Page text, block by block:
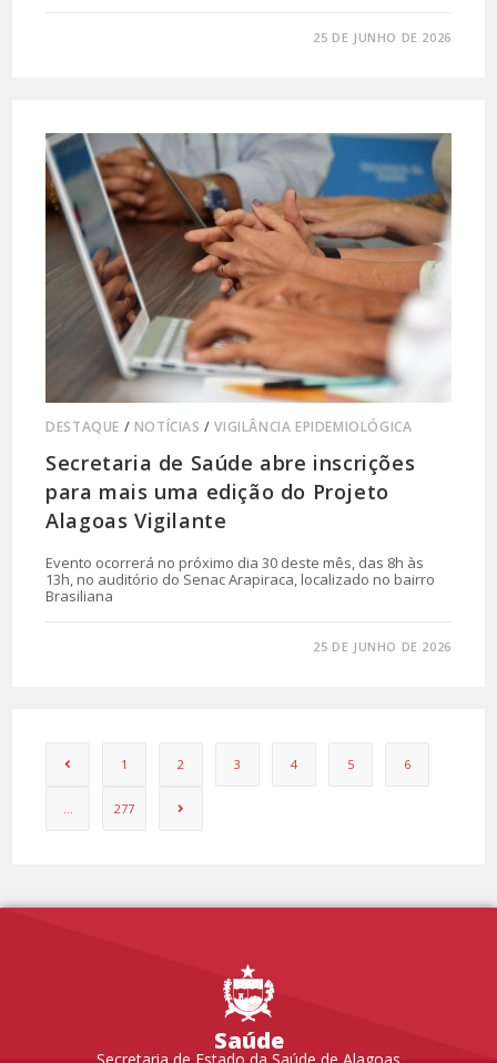
25 DE JUNHO DE 2026
DESTAQUE / NOTÍCIAS /VIGILÂNCIA EPIDEMIOLÓGICA
Secretaria de Saúde abre inscrições
para mais uma edição do Projeto
Alagoas Vigilante
Evento ocorrerá no próximo dia 30 deste mês, das 8h às
13h, no auditório do Senac Arapiraca, localizado no bairro
Brasiliana
25 DE JUNHO DE 2026
1 2 3 4 5 6
277
Saúde